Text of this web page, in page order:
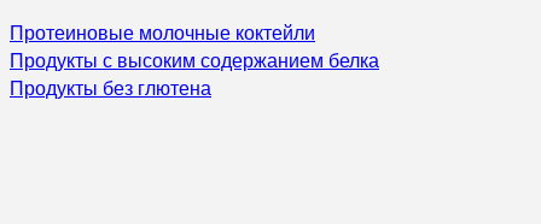
Протеиновые молочные коктейли
Продукты с высоким содержанием белка
Продукты без глютена